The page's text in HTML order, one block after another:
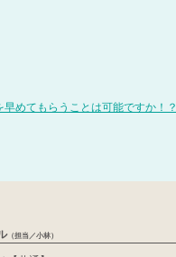
早めてもらうことは可能ですか！？
（担当／小林）